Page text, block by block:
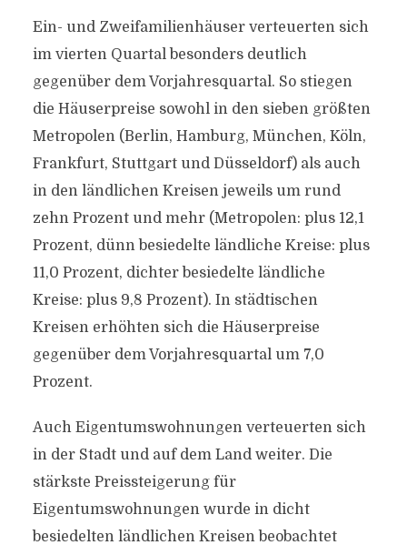
Ein- und Zweifamilienhäuser verteuerten sich
im vierten Quartal besonders deutlich
gegenüber dem Vorjahresquartal. So stiegen
die Häuserpreise sowohl in den sieben größten
Metropolen (Berlin, Hamburg, München, Köln,
Frankfurt, Stuttgart und Düsseldorf) als auch
in den ländlichen Kreisen jeweils um rund
zehn Prozent und mehr (Metropolen: plus 12,1
Prozent, dünn besiedelte ländliche Kreise: plus
11,0 Prozent, dichter besiedelte ländliche
Kreise: plus 9,8 Prozent). In städtischen
Kreisen erhöhten sich die Häuserpreise
gegenüber dem Vorjahresquartal um 7,0
Prozent.
Auch Eigentumswohnungen verteuerten sich
in der Stadt und auf dem Land weiter. Die
stärkste Preissteigerung für
Eigentumswohnungen wurde in dicht
besiedelten ländlichen Kreisen beobachtet